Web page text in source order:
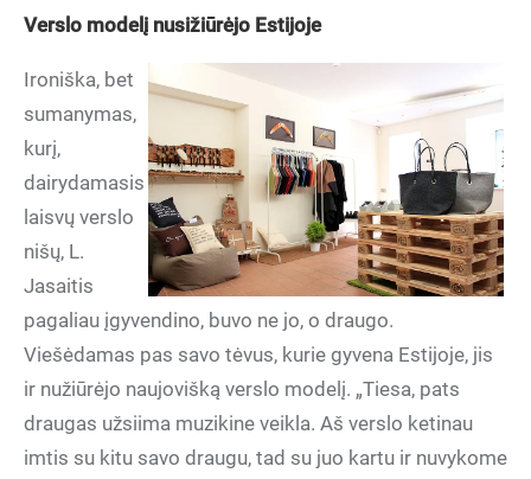
Verslo modelį nusižiūrėjo Estijoje
Ironiška, bet
sumanymas,
kurį,
dairydamasis
laisvų verslo
nišų, L.
Jasaitis
pagaliau įgyvendino, buvo ne jo, o draugo.
Viešėdamas pas savo tėvus, kurie gyvena Estijoje, jis
ir nužiūrėjo naujovišką verslo modelį. „Tiesa, pats
draugas užsiima muzikine veikla. Aš verslo ketinau
imtis su kitu savo draugu, tad su juo kartu ir nuvykome